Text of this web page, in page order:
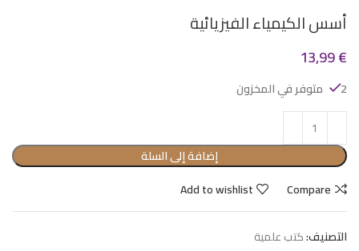
أسس الكيمياء الفيزيائية
13,99€
2 متوفر في المخزون
إضافة إلى السلة
Compare
Add to wishlist
التصنيف:كتب علمية